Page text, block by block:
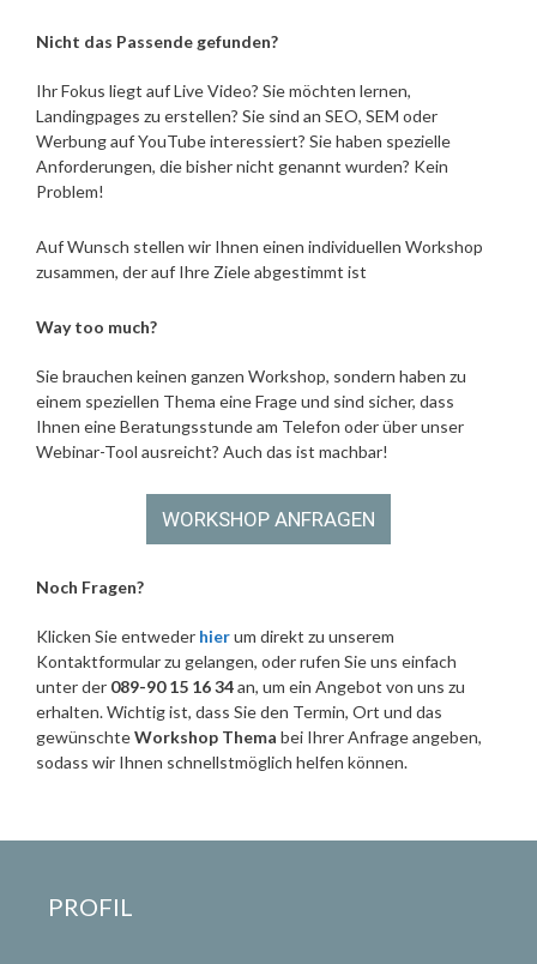
Nicht das Passende gefunden?
Ihr Fokus liegt auf Live Video? Sie möchten lernen,
Landingpages zu erstellen? Sie sind an SEO, SEM oder
Werbung auf YouTube interessiert? Sie haben spezielle
Anforderungen, die bisher nicht genannt wurden? Kein
Problem!
Auf Wunsch stellen wir Ihnen einen individuellen Workshop
zusammen, der auf Ihre Ziele abgestimmt ist
Way too much?
Sie brauchen keinen ganzen Workshop, sondern haben zu
einem speziellen Thema eine Frage und sind sicher, dass
Ihnen eine Beratungsstunde am Telefon oder über unser
Webinar-Tool ausreicht? Auch das ist machbar!
Noch Fragen?
Klicken Sie entweder hierum direkt zu unserem
Kontaktformular zu gelangen, oder rufen Sie uns einfach
unter der 089-90 15 16 34an, um ein Angebot von uns zu
erhalten. Wichtig ist, dass Sie den Termin, Ort und das
gewünschteWorkshop Thema bei Ihrer Anfrage angeben,
sodass wir Ihnen schnellstmöglich helfen können.
PROFIL